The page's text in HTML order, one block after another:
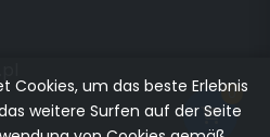
0
Cookies, um das beste Erlebnis
weitere Surfen auf der Seite